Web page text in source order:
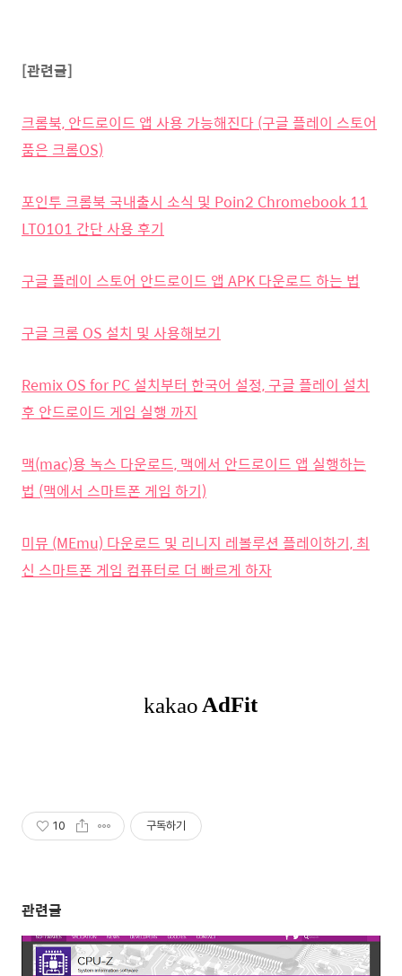
[관련글]
크롬북, 안드로이드 앱 사용 가능해진다 (구글 플레이 스토어
품은 크롬OS)
포인투 크롬북 국내출시 소식 및 Poin2 Chromebook 11
LT0101 간단 사용 후기
구글 플레이 스토어 안드로이드 앱 APK 다운로드 하는 법
구글 크롬 OS 설치 및 사용해보기
Remix OS for PC 설치부터 한국어 설정, 구글 플레이 설치
후 안드로이드 게임 실행 까지
맥(mac)용 녹스 다운로드, 맥에서 안드로이드 앱 실행하는
법 (맥에서 스마트폰 게임 하기)
미뮤 (MEmu) 다운로드 및 리니지 레볼루션 플레이하기, 최
신 스마트폰 게임 컴퓨터로 더 빠르게 하자
10 구독하기
관련글